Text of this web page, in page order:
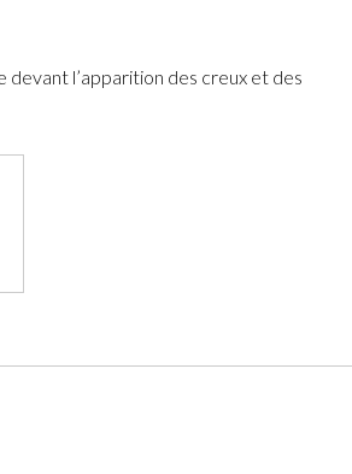
devant l’apparition des creux et des